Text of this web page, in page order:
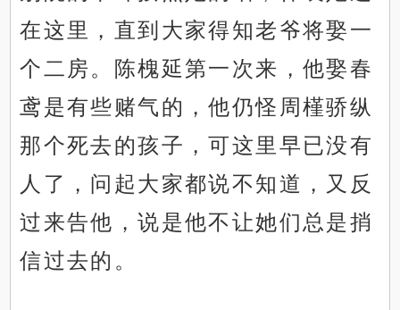
在这里，直到大家得知老爷将娶一
个二房。陈槐延第一次来，他娶春
鸢是有些赌气的，他仍怪周槿骄纵
那个死去的孩子，可这里早已没有
人了，问起大家都说不知道，又反
过来告他，说是他不让她们总是捎
信过去的。